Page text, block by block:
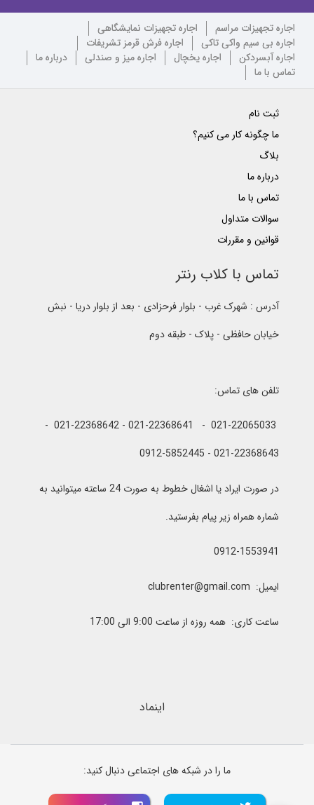
اجاره تجهیزات مراسم
اجاره تجهیزات نمایشگاهی
اجاره بی سیم واکی تاکی
اجاره فرش قرمز تشریفات
اجاره آبسردکن
اجاره یخچال اجاره میز و صندلی
درباره ما
تماس با ما
ثبت نام
ما چگونه کار می کنیم؟
بلاگ
درباره ما
تماس با ما
سوالات متداول
قوانین و مقررات
تماس با کلاب رنتر
آدرس : شهرک غرب - بلوار فرحزادی - بعد از بلوار دریا - نبش
خیابان حافظی - پلاک - طبقه دوم
تلفن های تماس:
021-22065033 - 021-22368641 - 021-22368642 -
021-22368643 - 0912-5852445
در صورت ایراد یا اشغال خطوط به صورت 24 ساعته میتوانید به
شماره همراه زیر پیام بفرستید.
0912-1553941
ایمیل: clubrenter@gmail.com
ساعت کاری: همه روزه از ساعت 9:00 الی 17:00
اینماد
ما را در شبکه های اجتماعی دنبال کنید: